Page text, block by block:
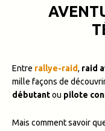
Entre rallye-raid, raid
mille façons de
débutantou pilote
Mais comment savoir